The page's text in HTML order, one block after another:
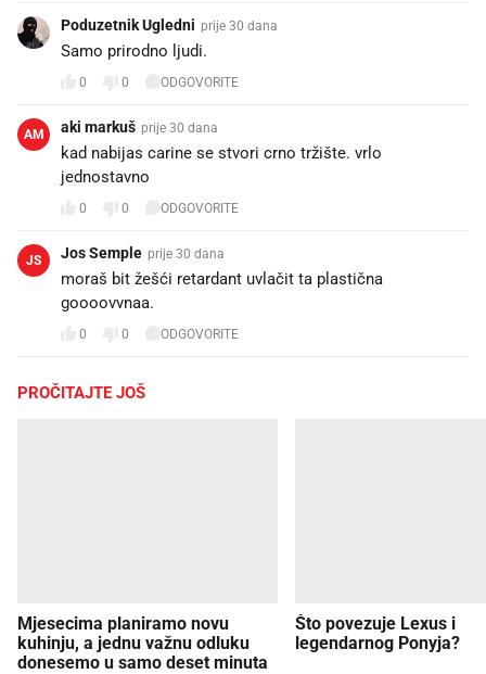
Poduzetnik Ugledni prije 30 dana
Samo prirodno ljudi.
0 0 ODGOVORITE
AM aki markuš prije 30 dana
kad nabijas carine se stvori crno tržište. vrlo
jednostavno
0 0 ODGOVORITE
JS Jos Semple prije 30 dana
moraš bit žešći retardant uvlačit ta plastična
goooovvnaa.
0 0 ODGOVORITE
PROČITAJTE JOŠ
Mjesecima planiramo novu
kuhinju, a jednu važnu odluku
donesemo u samo deset minuta
Što povezuje Lexus i
legendarnog Ponyja?